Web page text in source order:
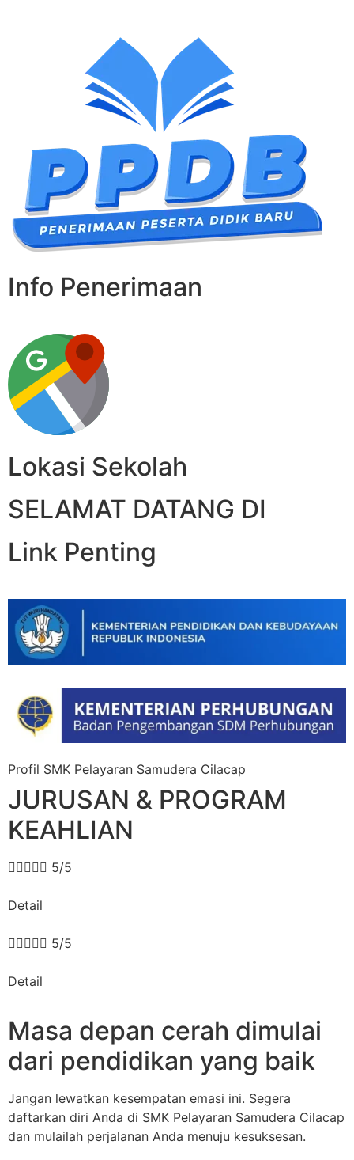
Info Penerimaan
Lokasi Sekolah
SELAMAT DATANG DI
Link Penting
Profil SMK Pelayaran Samudera Cilacap
JURUSAN & PROGRAM
KEAHLIAN
 5/5
Detail
 5/5
Detail
Masa depan cerah dimulai
dari pendidikan yang baik
Jangan lewatkan kesempatan emasi ini. Segera
daftarkan diri Anda di SMK Pelayaran Samudera Cilacap
dan mulailah perjalanan Anda menuju kesuksesan.